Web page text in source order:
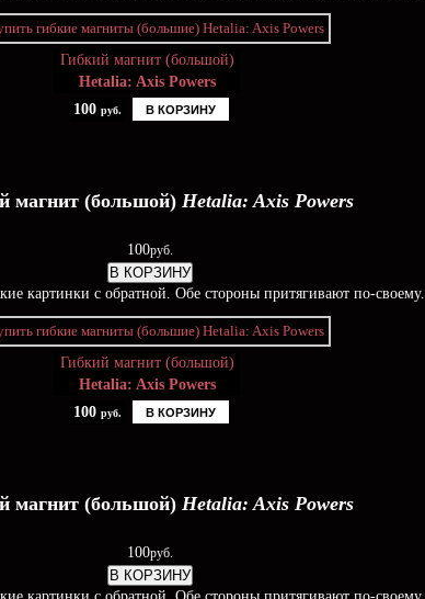
Гибкий магнит (большой)
Hetalia: Axis Powers
100 руб. В КОРЗИНУ
магнит (большой) Hetalia: Axis Powers
100руб.
В КОРЗИНУ
картинки с обратной. Обе стороны притягивают по-своему.
Гибкий магнит (большой)
Hetalia: Axis Powers
100 руб. В КОРЗИНУ
магнит (большой) Hetalia: Axis Powers
100руб.
В КОРЗИНУ